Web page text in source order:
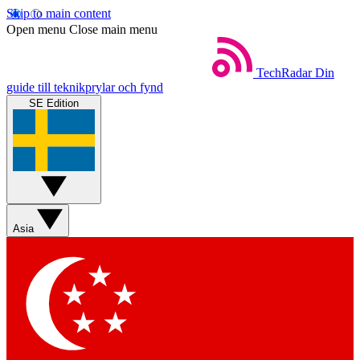
Skip to main content
Open menu Close main menu
TechRadar Din
guide till teknikprylar och fynd
SE Edition
Asia